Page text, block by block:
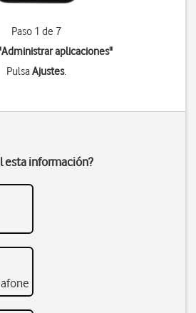
Paso 1 de 7
Administrar aplicaciones"
PulsaAjustes.
esta información?